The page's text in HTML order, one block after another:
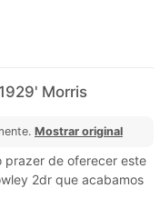
Morris
Mostrar original
prazer de oferecer este
2dr que acabamos